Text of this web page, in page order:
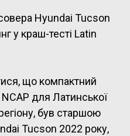
Hyundai Tucson
у краш-тесті Latin
що компактний
для Латинської
був старшою
Tucson 2022 року,